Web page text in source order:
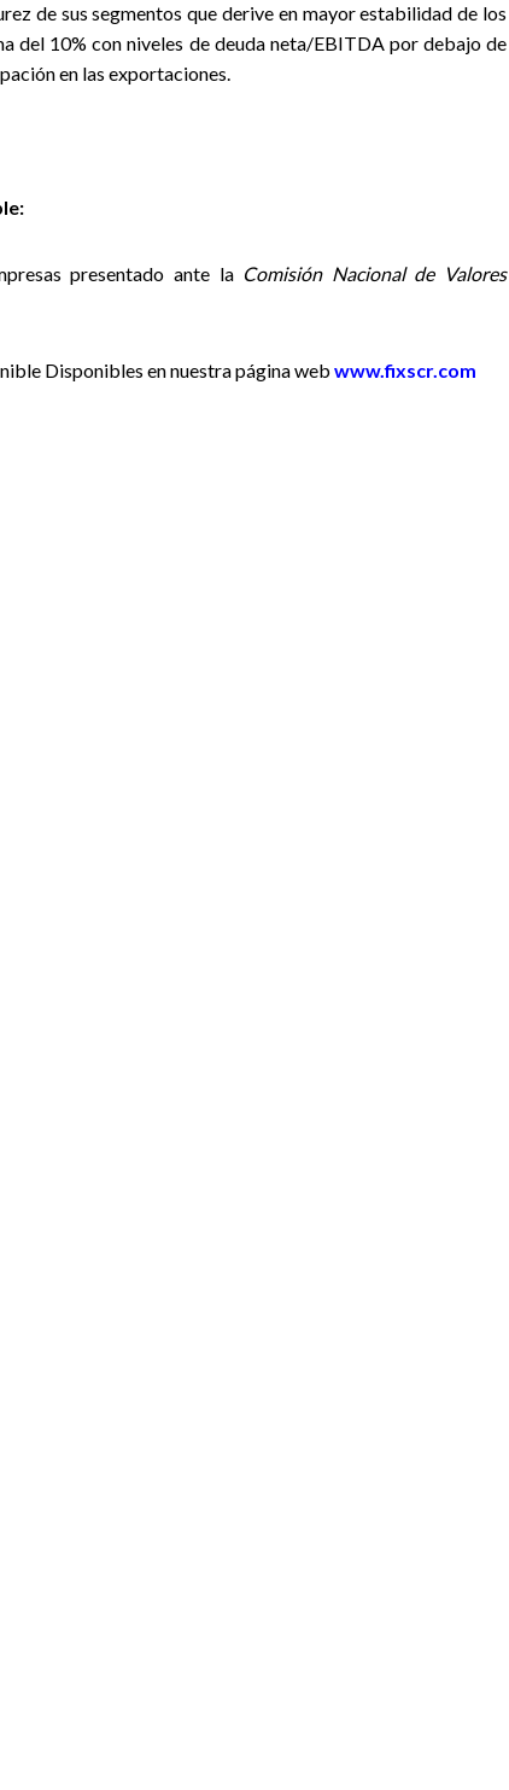
de sus segmentos que derive en mayor estabilidad de los
del 10% con niveles de deuda neta/EBITDA por debajo de
en las exportaciones.
presentado ante la Comisión Nacional de Valores
Disponibles en nuestra página web www.fixscr.com